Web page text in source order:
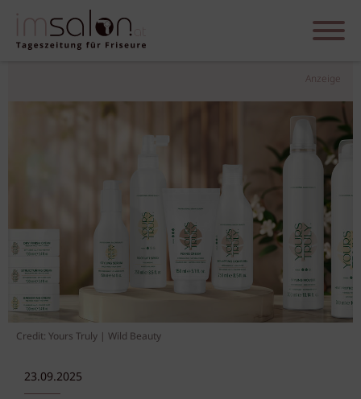
Anzeige
Credit: Yours Truly | Wild Beauty
23.09.2025